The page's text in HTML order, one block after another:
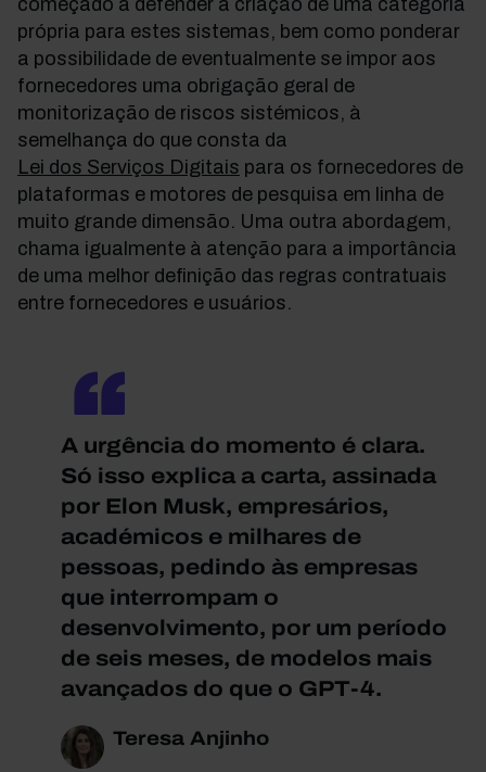
começado a defender a criação de uma categoria
própria para estes sistemas, bem como ponderar
a possibilidade de eventualmente se impor aos
fornecedores uma obrigação geral de
monitorização de riscos sistémicos, à
semelhança do que consta da
Lei dos Serviços Digitais para os fornecedores de
plataformas e motores de pesquisa em linha de
muito grande dimensão. Uma outra abordagem,
chama igualmente à atenção para a importância
de uma melhor definição das regras contratuais
entre fornecedores e usuários.
A urgência do momento é clara.
Só isso explica a carta, assinada
por Elon Musk, empresários,
académicos e milhares de
pessoas, pedindo às empresas
que interrompam o
desenvolvimento, por um período
de seis meses, de modelos mais
avançados do que o GPT-4.
Teresa Anjinho